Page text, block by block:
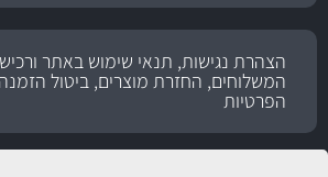
הצהרת נגישות, תנאי שימוש באתר
המשלוחים, החזרת מוצרים, ביטול
הפרטיות